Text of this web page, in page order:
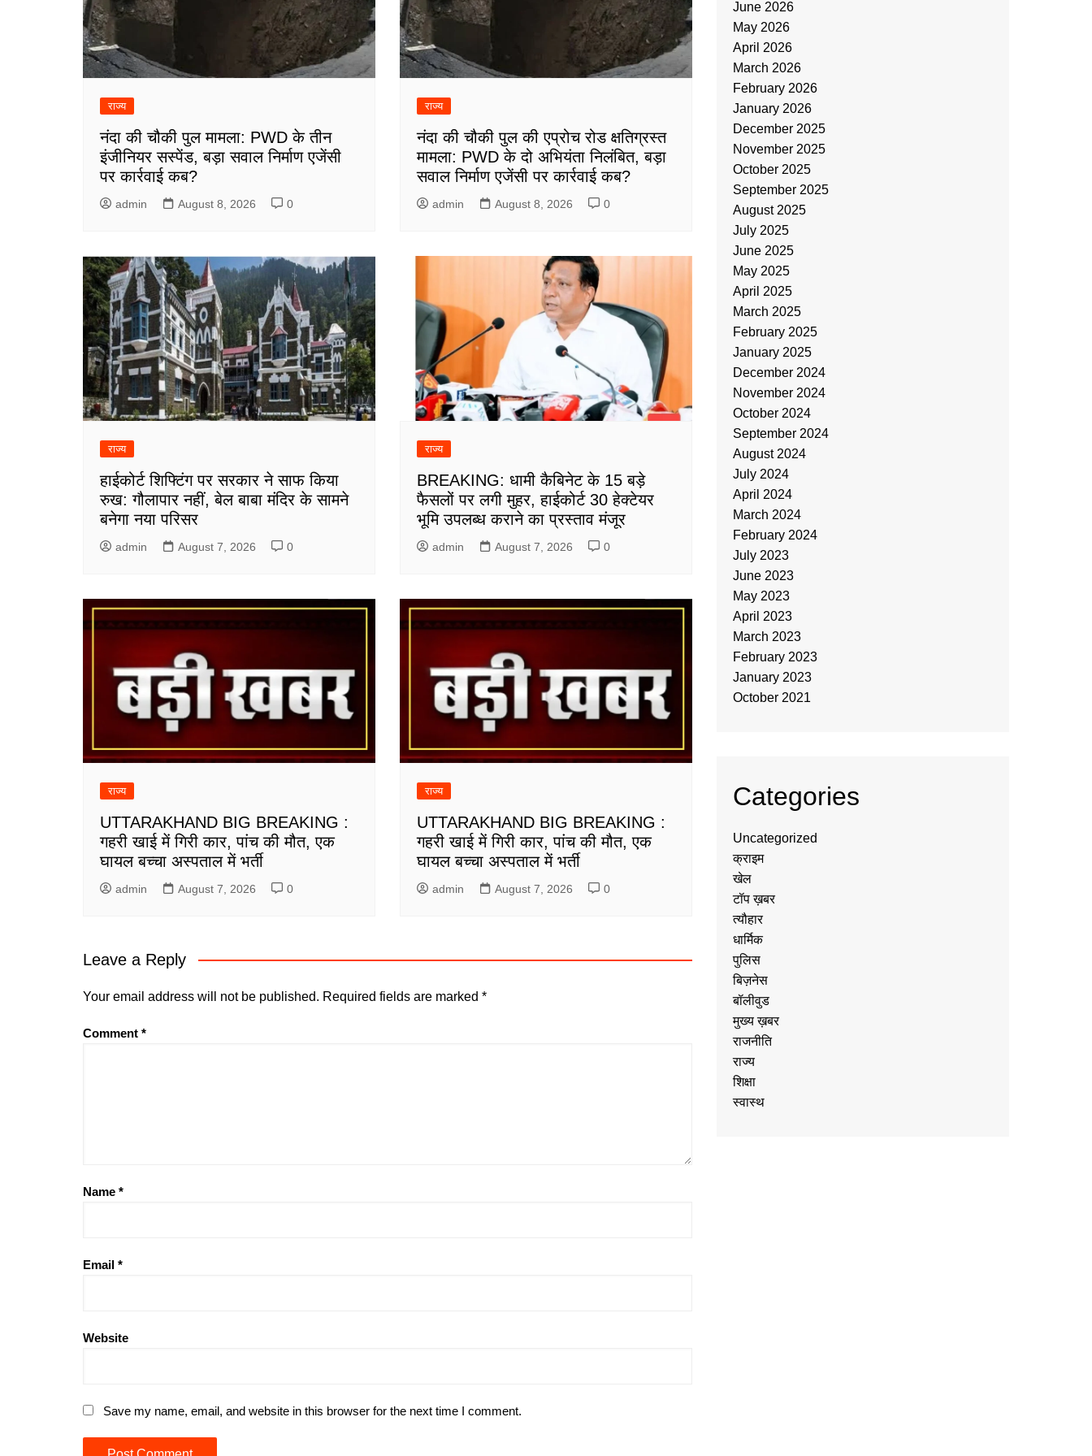
राज्य
नंदा की चौकी पुल मामला: PWD के तीन
इंजीनियर सस्पेंड, बड़ा सवाल निर्माण एजेंसी
पर कार्रवाई कब?
admin August 8, 2026 0
राज्य
नंदा की चौकी पुल की एप्रोच रोड क्षतिग्रस्त
मामला: PWD के दो अभियंता निलंबित, बड़ा
सवाल निर्माण एजेंसी पर कार्रवाई कब?
admin August 8, 2026 0
राज्य
हाईकोर्ट शिफ्टिंग पर सरकार ने साफ किया
रुख: गौलापार नहीं, बेल बाबा मंदिर के सामने
बनेगा नया परिसर
admin August 7, 2026 0
राज्य
BREAKING: धामी कैबिनेट के 15 बड़े
फैसलों पर लगी मुहर, हाईकोर्ट 30 हेक्टेयर
भूमि उपलब्ध कराने का प्रस्ताव मंजूर
admin August 7, 2026 0
राज्य
UTTARAKHAND BIG BREAKING :
गहरी खाई में गिरी कार, पांच की मौत, एक
घायल बच्चा अस्पताल में भर्ती
admin August 7, 2026 0
राज्य
UTTARAKHAND BIG BREAKING :
गहरी खाई में गिरी कार, पांच की मौत, एक
घायल बच्चा अस्पताल में भर्ती
admin August 7, 2026 0
Leave a Reply
Your email address will not be published. Required fields are marked *
Comment *
Name *
Email *
Website
Save my name, email, and website in this browser for the next time I comment.
June 2026
May 2026
April 2026
March 2026
February 2026
January 2026
December 2025
November 2025
October 2025
September 2025
August 2025
July 2025
June 2025
May 2025
April 2025
March 2025
February 2025
January 2025
December 2024
November 2024
October 2024
September 2024
August 2024
July 2024
April 2024
March 2024
February 2024
July 2023
June 2023
May 2023
April 2023
March 2023
February 2023
January 2023
October 2021
Categories
Uncategorized
क्राइम
खेल
टॉप ख़बर
त्यौहार
धार्मिक
पुलिस
बिज़नेस
बॉलीवुड
मुख्य ख़बर
राजनीति
राज्य
शिक्षा
स्वास्थ